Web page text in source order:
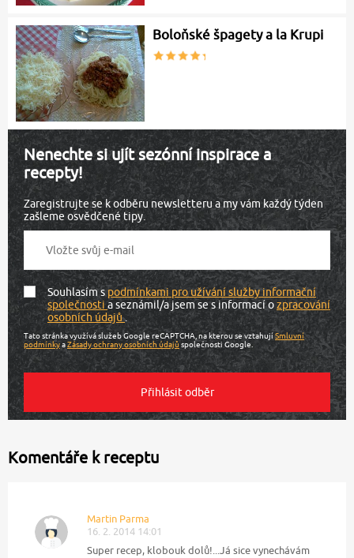
Boloňské špagety a la Krupi
Nenechte si ujít sezónní inspirace a
recepty!
Zaregistrujte se k odběru newsletteru a my vám každý týden
zašleme osvědčené tipy.
Souhlasím spodmínkami pro užívání služby informační
společnostia seznámil/a jsem se s informací ozpracování
osobních údajů.
Tato stránka využívá služeb Google reCAPTCHA, na kterou se vztahujíSmluvní
podmínkyaZásady ochrany osobních údajů společnosti Google.
Komentáře k receptu
Martin Parma
16. 2. 2014 14:01
Super recep, klobouk dolů!...Já sice vynechávám